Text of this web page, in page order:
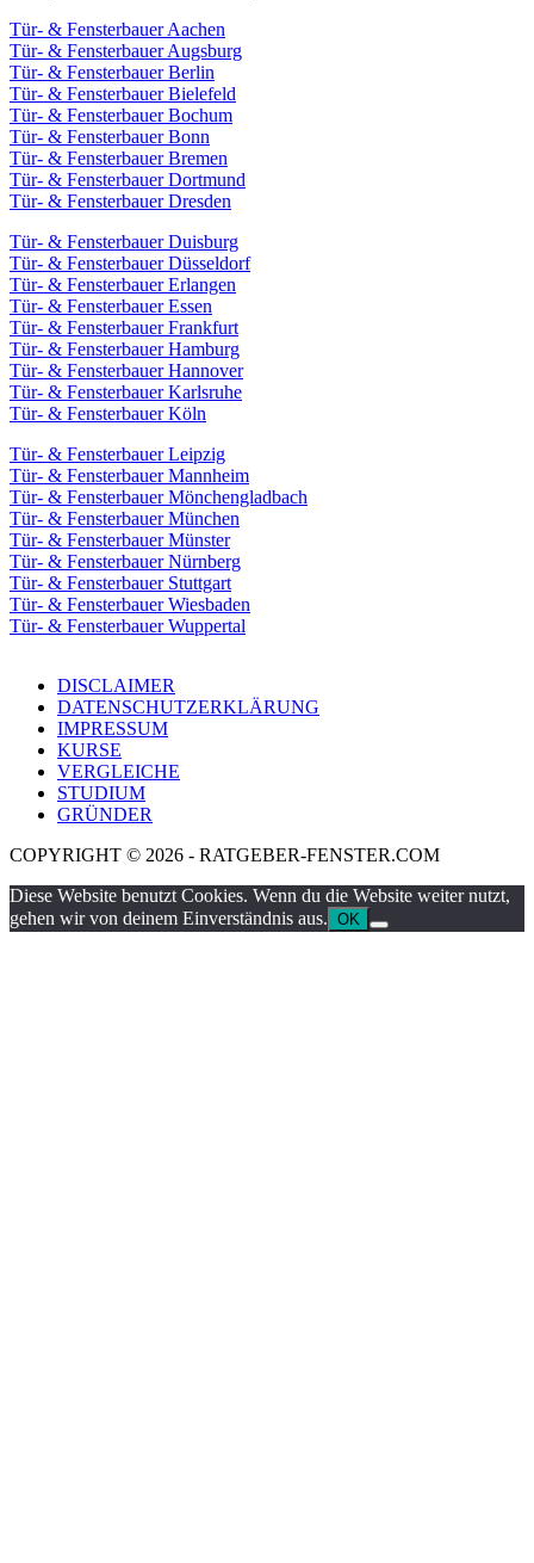
Tür- & Fensterbauer Aachen
Tür- & Fensterbauer Augsburg
Tür- & Fensterbauer Berlin
Tür- & Fensterbauer Bielefeld
Tür- & Fensterbauer Bochum
Tür- & Fensterbauer Bonn
Tür- & Fensterbauer Bremen
Tür- & Fensterbauer Dortmund
Tür- & Fensterbauer Dresden
Tür- & Fensterbauer Duisburg
Tür- & Fensterbauer Düsseldorf
Tür- & Fensterbauer Erlangen
Tür- & Fensterbauer Essen
Tür- & Fensterbauer Frankfurt
Tür- & Fensterbauer Hamburg
Tür- & Fensterbauer Hannover
Tür- & Fensterbauer Karlsruhe
Tür- & Fensterbauer Köln
Tür- & Fensterbauer Leipzig
Tür- & Fensterbauer Mannheim
Tür- & Fensterbauer Mönchengladbach
Tür- & Fensterbauer München
Tür- & Fensterbauer Münster
Tür- & Fensterbauer Nürnberg
Tür- & Fensterbauer Stuttgart
Tür- & Fensterbauer Wiesbaden
Tür- & Fensterbauer Wuppertal
DISCLAIMER
DATENSCHUTZERKLÄRUNG
IMPRESSUM
KURSE
VERGLEICHE
STUDIUM
GRÜNDER
COPYRIGHT © 2026 - RATGEBER-FENSTER.COM
Diese Website benutzt Cookies. Wenn du die Website weiter nutzt,
gehen wir von deinem Einverständnis aus. OK